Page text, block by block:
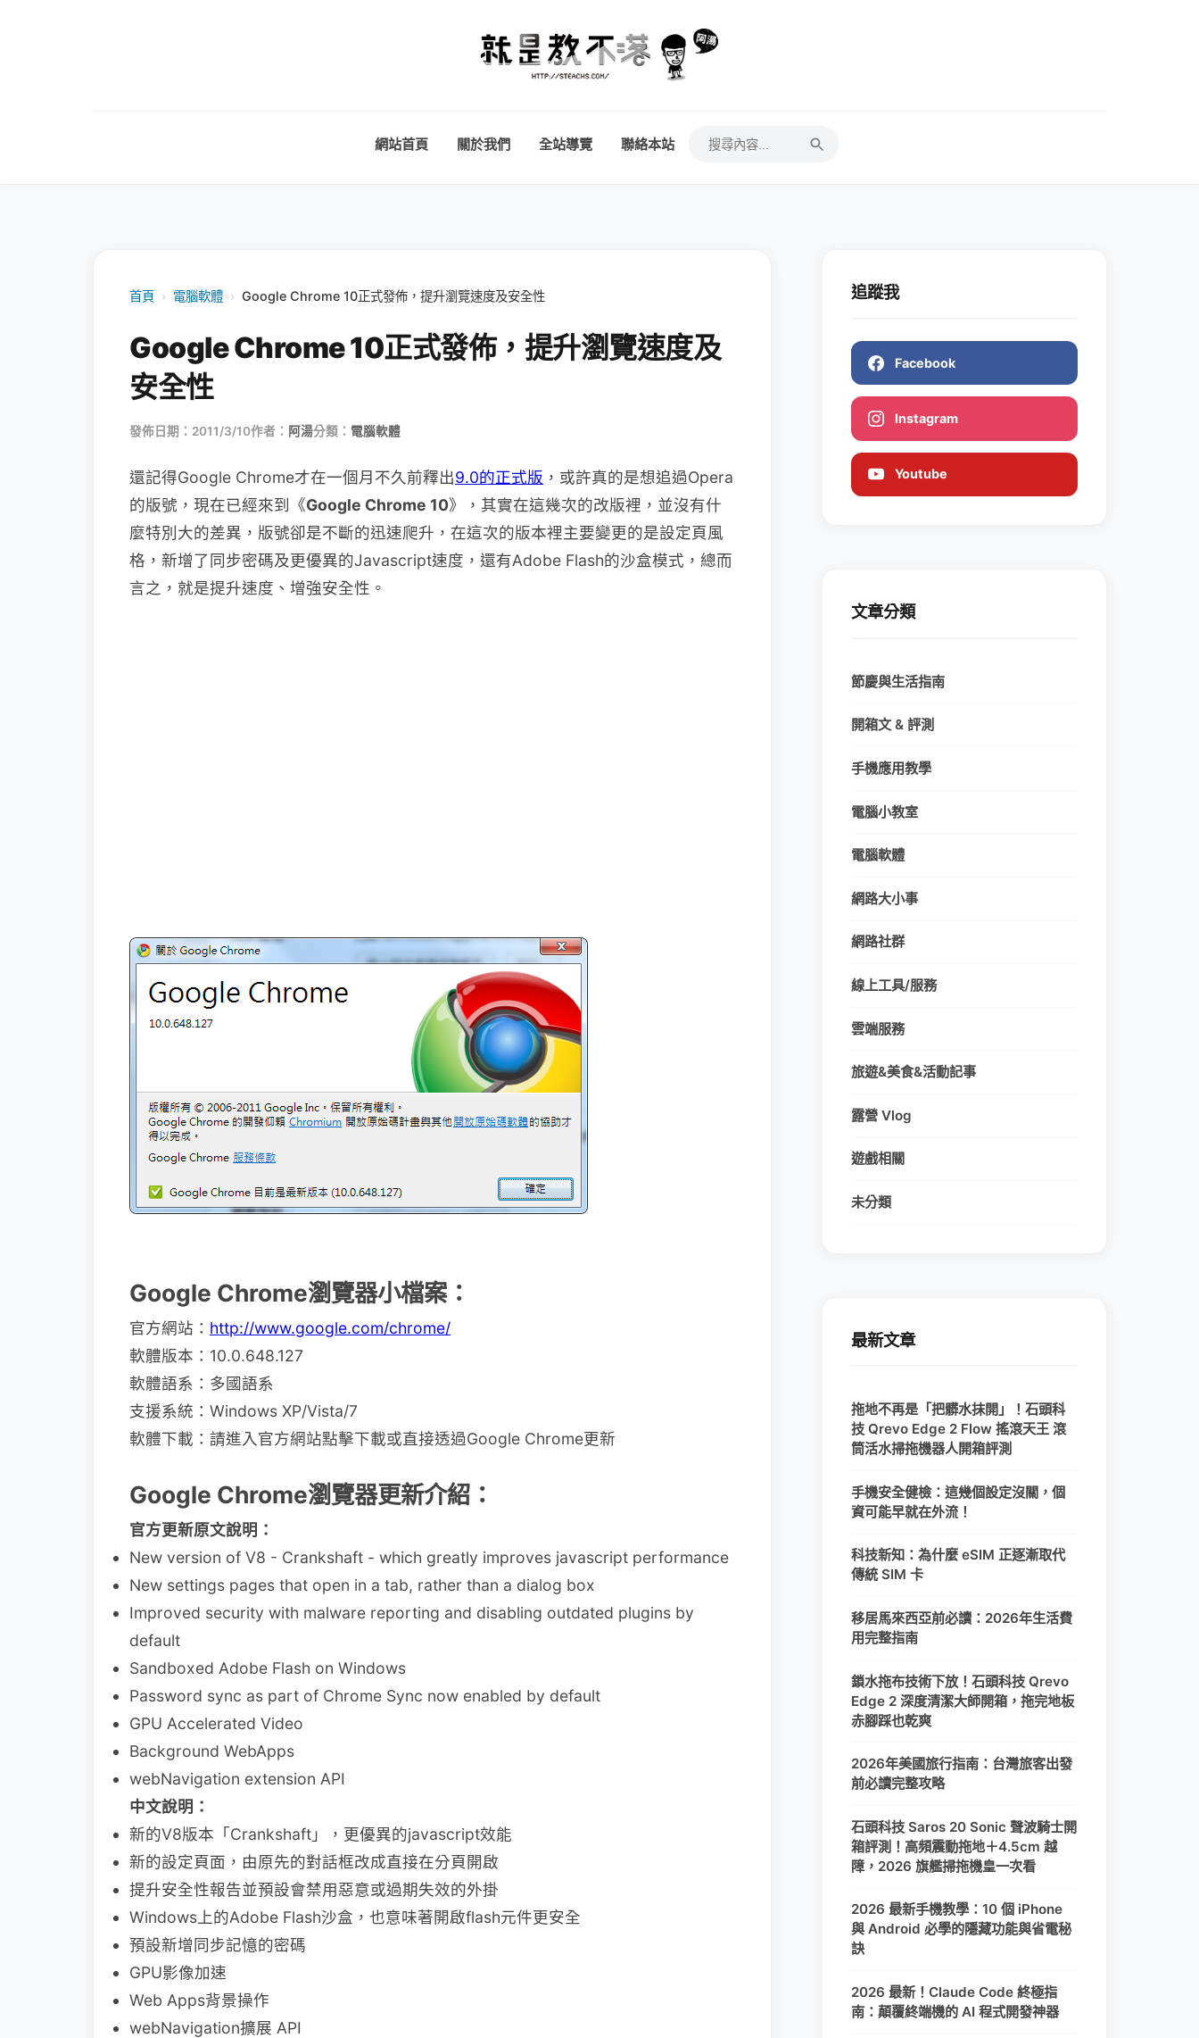
網站首頁 關於我們 全站導覽 聯絡本站
首頁 › 電腦軟體 › Google Chrome 10正式發佈，提升瀏覽速度及安全性
Google Chrome 10正式發佈，提升瀏覽速度及
安全性
發佈日期：2011/3/10作者： 阿湯分類： 電腦軟體
還記得Google Chrome才在一個月不久前釋出9.0的正式版 ，或許真的是想追過Opera
的版號，現在已經來到《Google Chrome 10》，其實在這幾次的改版裡，並沒有什
麼特別大的差異，版號卻是不斷的迅速爬升，在這次的版本裡主要變更的是設定頁風
格，新增了同步密碼及更優異的Javascript速度，還有Adobe Flash的沙盒模式，總而
言之，就是提升速度、增強安全性。
Google Chrome瀏覽器小檔案：
官方網站： http://www.google.com/chrome/
軟體版本：10.0.648.127
軟體語系：多國語系
支援系統：Windows XP/Vista/7
軟體下載：請進入官方網站點擊下載或直接透過Google Chrome更新
Google Chrome瀏覽器更新介紹：
官方更新原文說明：
New version of V8 - Crankshaft - which greatly improves javascript performance
New settings pages that open in a tab, rather than a dialog box
Improved security with malware reporting and disabling outdated plugins by
default
Sandboxed Adobe Flash on Windows
Password sync as part of Chrome Sync now enabled by default
GPU Accelerated Video
Background WebApps
webNavigation extension API
中文說明：
新的V8版本「Crankshaft」，更優異的javascript效能
新的設定頁面，由原先的對話框改成直接在分頁開啟
提升安全性報告並預設會禁用惡意或過期失效的外掛
Windows上的Adobe Flash沙盒，也意味著開啟flash元件更安全
預設新增同步記憶的密碼
GPU影像加速
Web Apps背景操作
webNavigation擴展 API
追蹤我
Facebook
Instagram
Youtube
文章分類
節慶與生活指南
開箱文 & 評測
手機應用教學
電腦小教室
電腦軟體
網路大小事
網路社群
線上工具/服務
雲端服務
旅遊&美食&活動記事
露營 Vlog
遊戲相關
未分類
最新文章
拖地不再是「把髒水抹開」！石頭科
技 Qrevo Edge 2 Flow 搖滾天王 滾
筒活水掃拖機器人開箱評測
手機安全健檢：這幾個設定沒關，個
資可能早就在外流！
科技新知：為什麼 eSIM 正逐漸取代
傳統 SIM 卡
移居馬來西亞前必讀：2026年生活費
用完整指南
鎖水拖布技術下放！石頭科技 Qrevo
Edge 2 深度清潔大師開箱，拖完地板
赤腳踩也乾爽
2026年美國旅行指南：台灣旅客出發
前必讀完整攻略
石頭科技 Saros 20 Sonic 聲波騎士開
箱評測！高頻震動拖地＋4.5cm 越
障，2026 旗艦掃拖機皇一次看
2026 最新手機教學：10 個 iPhone
與 Android 必學的隱藏功能與省電秘
訣
2026 最新！Claude Code 終極指
南：顛覆終端機的 AI 程式開發神器